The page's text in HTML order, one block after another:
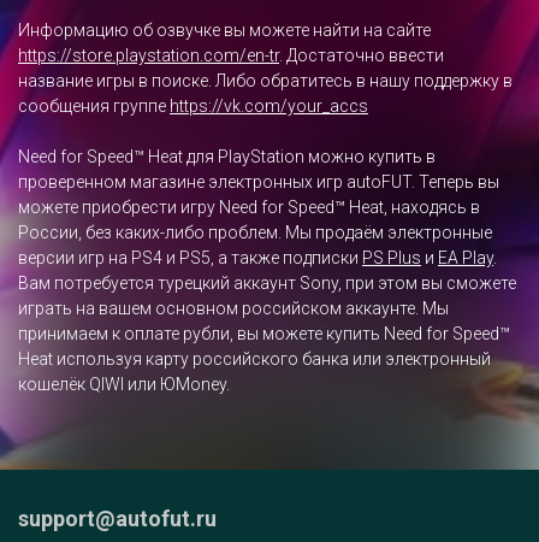
Информацию об озвучке вы можете найти на сайте
https://store.playstation.com/en-tr. Достаточно ввести
название игры в поиске. Либо обратитесь в нашу поддержку в
сообщения группе https://vk.com/your_accs
Need for Speed™ Heat для PlayStation можно купить в
проверенном магазине электронных игр autoFUT. Теперь вы
можете приобрести игру Need for Speed™ Heat, находясь в
России, без каких-либо проблем. Мы продаём электронные
версии игр на PS4 и PS5, а также подписки PS Plus и EA Play.
Вам потребуется турецкий аккаунт Sony, при этом вы сможете
играть на вашем основном российском аккаунте. Мы
принимаем к оплате рубли, вы можете купить Need for Speed™
Heat используя карту российского банка или электронный
кошелёк QIWI или ЮMoney.
support@autofut.ru